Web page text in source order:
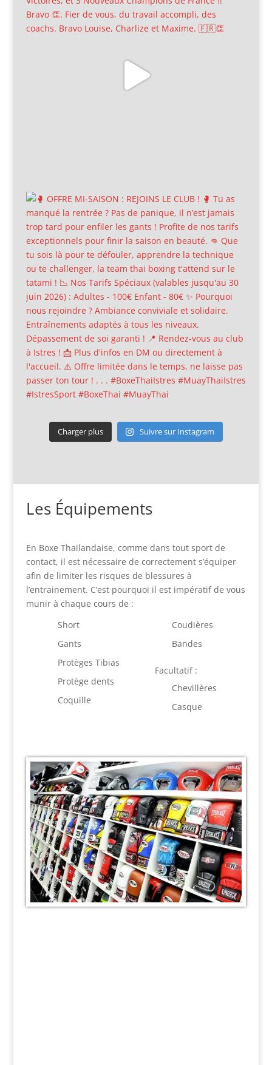
Charger plus Suivre sur Instagram
Les Équipements
En Boxe Thaïlandaise, comme dans tout sport de
contact, il est nécessaire de correctement s’équiper
afin de limiter les risques de blessures à
l’entrainement. C’est pourquoi il est impératif de vous
munir à chaque cours de :
Short
Gants
Protèges Tibias
Protège dents
Coquille
Coudières
Bandes
Facultatif :
Chevillères
Casque